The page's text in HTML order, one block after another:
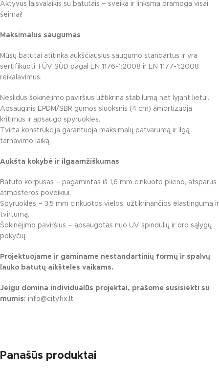
Aktyvus laisvalaikis su batutais – sveika ir linksma pramoga visai
šeimai!
Maksimalus saugumas
Mūsų batutai atitinka aukščiausius saugumo standartus ir yra
sertifikuoti TÜV SÜD pagal EN 1176-1:2008 ir EN 1177-1:2008
reikalavimus.
Neslidus šokinėjimo paviršius užtikrina stabilumą net lyjant lietui.
Apsauginis EPDM/SBR gumos sluoksnis (4 cm) amortizuoja
kritimus ir apsaugo spyruokles.
Tvirta konstrukcija garantuoja maksimalų patvarumą ir ilgą
tarnavimo laiką.
Aukšta kokybė ir ilgaamžiškumas
Batuto korpusas – pagamintas iš 1,6 mm cinkuoto plieno, atsparus
atmosferos poveikiui.
Spyruoklės – 3,5 mm cinkuotos vielos, užtikrinančios elastingumą ir
tvirtumą.
Šokinėjimo paviršius – apsaugotas nuo UV spindulių ir oro sąlygų
pokyčių.
Projektuojame ir gaminame nestandartinių formų ir spalvų
lauko batutų aikšteles vaikams.
Jeigu domina individualūs projektai, prašome susisiekti su
mumis: info@cityfix.lt
Panašūs produktai